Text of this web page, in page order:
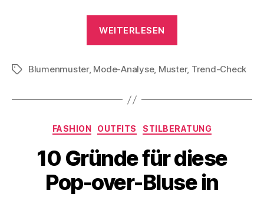
WEITERLESEN
kombinierst
sie“
Schlagwörter
Blumenmuster, Mode-Analyse, Muster, Trend-Check
Kategorien
FASHION OUTFITS STILBERATUNG
10 Gründe für diese
Pop-over-Bluse in